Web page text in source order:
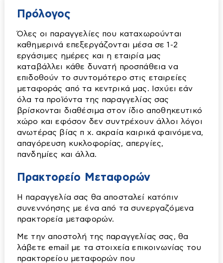
Καταψύκτες
Κουζίνες
Παρελκόμενα ηλεκτρικών συσκευών
Πλυντήρια Πιάτων
Πλυντήρια Ρούχων
Πλυντήρια-Στεγνωτήρια
Στεγνωτήρια
Ψυγεία
Ψυγειοκαταψύκτες
Κλιματιστικά
Set κλιματιστικών
Αεροκουρτίνες
Φορητά
Multi
Δαπέδου
Ντουλάπες
Τοίχου
Ανεμιστήρες
Επαγγελματικοί
Ορθοστάτες-δαπέδου-επιτραπέζιους
Οροφής
Είδη Υγιεινής
Αξεσουάρ Μπάνιου
Διάφορα εξαρτήματα-διακόπτες
Επιπλα Μπάνιου
Εταζέρες-Ραφιέρες
Κουρτίνες-χαλάκια κλπ
Καζανάκια
Καθρέπτες
Καλύματα Λεκανών
Ηλιακοί Θερμοσίφωνες
Ηλιακά
Συλλέκτες Ηλιακού
Εικόνα - Ηχος
Βάσεις TV
Διάφορα Ηλεκτρονικά Είδη
Κεραίες
Φωτιστικά
Πρόλογος
Όλες οι παραγγελίες που καταχωρούνται
καθημερινά επεξεργάζονται μέσα σε 1-2
εργάσιμες ημέρες και η εταιρία μας
καταβάλλει κάθε δυνατή προσπάθεια να
επιδοθούν το συντομότερο στις εταιρείες
μεταφοράς από τα κεντρικά μας. Ισχύει εάν
όλα τα προϊόντα της παραγγελίας σας
βρίσκονται διαθέσιμα στον ίδιο αποθηκευτικό
χώρο και εφόσον δεν συντρέχουν άλλοι λόγοι
ανωτέρας βίας π χ. ακραία καιρικά φαινόμενα,
απαγόρευση κυκλοφορίας, απεργίες,
πανδημίες και άλλα.
Πρακτορείο Μεταφορών
Η παραγγελία σας θα αποσταλεί κατόπιν
συνεννόησης με ένα από τα συνεργαζόμενα
πρακτορεία μεταφορών.
Με την αποστολή της παραγγελίας σας, θα
λάβετε email με τα στοιχεία επικοινωνίας του
πρακτορείου μεταφορών που